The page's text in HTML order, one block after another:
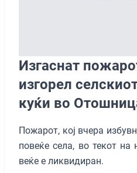
Изгаснат
изгорел
куќи во
Пожарот, кој вчера
повеќе села, во текот на
веќе е ликвидиран.